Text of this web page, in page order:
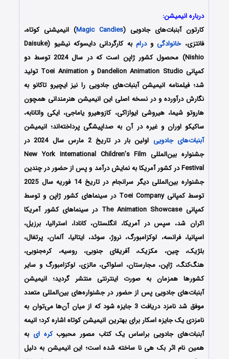
درباره انیمیشن:
کارتون آبنبات‌های جادویی (
Magic Candies) انیمیشنی کوتاه،
فانتزی،خانوادگیودرام
به کارگردانی دایسوکه نیشیو (Daisuke
Nishio) محصول کشور ژاپن است که در سال 2024 توسط دو
کمپانی‌ Dandelion Animation Studio و Toei Animation تولید
شد؛ فیلمنامه انیمیشن آبنبات‌های جادویی را نیز ایچیرو تاکانو به
نگارش درآورده‌‌‌‌‌‌ و در نسخه اصلی این انیمیشن هنرمندانی همچون
هاروتو شیما، هیروشی ایوازاکی، کازوهیرو یاماجی، ایکی واتانابه،
ساکیکو اوران و غیره در آن به صداپیشگی پرداخته‌اند؛ انیمیشن
آبنبات‌های جادویی
اولین بار در تاریخ 2 مارس سال 2024 در
جشنواره بین‌المللی New York International Children’s Film
Festival در کشور آمریکا به نمایش درآمد و پس از حضور در چندین
جشنواره بین‌المللی دیگر سرانجام در تاریخ 14 فوریه سال 2025
توسط کمپانی‌ Toei Company در سینماهای کشور ژاپن و توسط
کمپانی The Animation Showcase در سینماهای کشور آمریکا
اکران شد، سپس در آمریکا، انگلستان، کانادا، استرالیا، برزیل،
اسپانیا، فرانسه، لوکزامبورگ، نروژ، سوئد، ایتالیا، آلمان، پرتغال،
بلژیک، چین، مکزیک، آفریقای جنوبی، روسیه، کره‌جنوبی،
هنگ‎‌کنگ، ژاپن، مجارستان، اسلواکی، مالزی، لوکزامبورگ و سایر
کشورها همزمان به صورت اینترنتی منتشر گردید؛ انیمیشن
آبنبات‌های جادویی پس از حضور در جشنواره‌های بین‌المللی متعدد
موفق شد نامزد دریافت 3 جایزه شود که از میان آن‌ها می‌توان به
نامزدی یک جایزه اسکار برای بهترین انیمیشن کوتاه اشاره کرد؛ انیمه
آبنبات‌های جادویی براساس یک کتاب مصور محبوبکره ای به
همین نام اثر بک هی نا ساخته شده است؛ این انیمیشن به دلیل